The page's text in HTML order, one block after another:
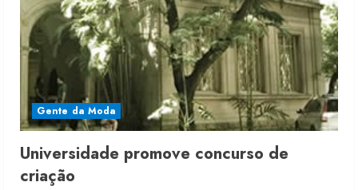
Gente da Moda
Universidade promove concurso de
criação